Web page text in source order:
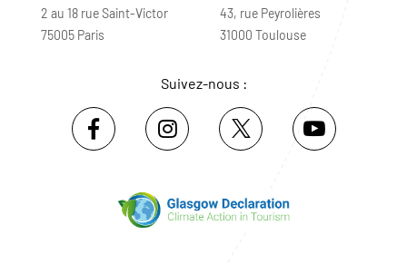
2 au 18 rue Saint-Victor
75005 Paris
43, rue Peyrolières
31000 Toulouse
Suivez-nous :